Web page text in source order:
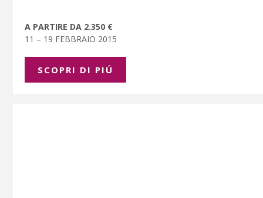
A PARTIRE DA 2.350 €
11 – 19 FEBBRAIO 2015
SCOPRI DI PIÚ